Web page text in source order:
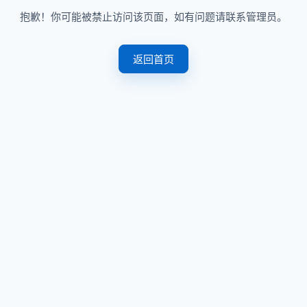
抱歉！你可能被禁止访问该页面，如有问题请联系管理员。
返回首页